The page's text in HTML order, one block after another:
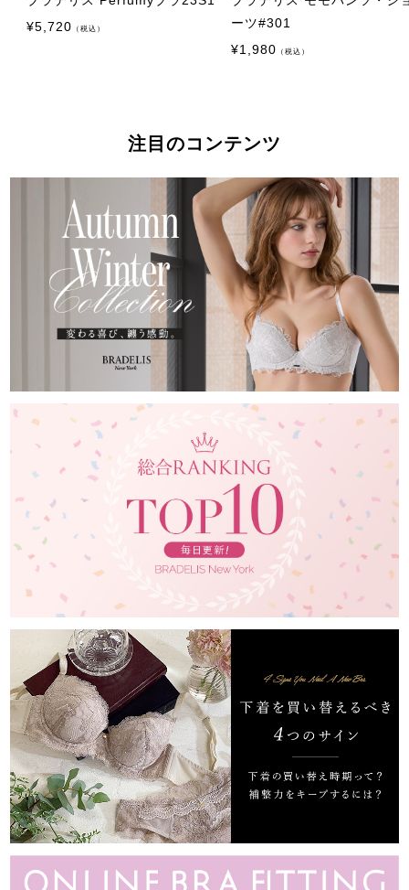
¥5,720 （税込）
ーツ#301
¥1,980 （税込）
注目のコンテンツ